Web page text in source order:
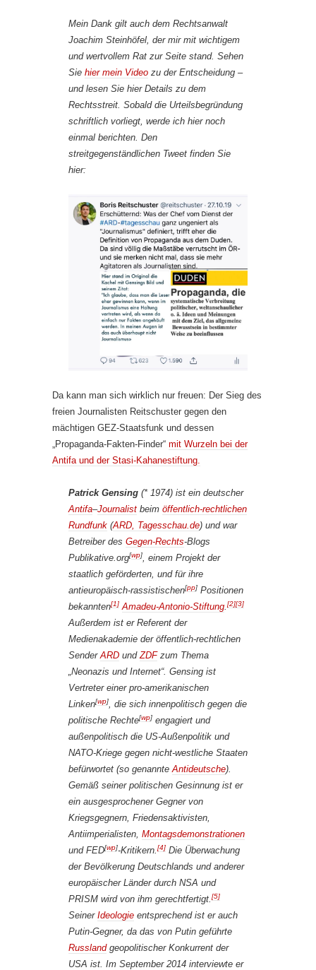
Mein Dank gilt auch dem Rechtsanwalt
Joachim Steinhöfel, der mir mit wichtigem
und wertvollem Rat zur Seite stand. Sehen
Sie hier mein Video zu der Entscheidung –
und lesen Sie hier Details zu dem
Rechtsstreit. Sobald die Urteilsbegründung
schriftlich vorliegt, werde ich hier noch
einmal berichten. Den
streitgegenständlichen Tweet finden Sie
hier:
Da kann man sich wirklich nur freuen: Der Sieg des
freien Journalisten Reitschuster gegen den
mächtigen GEZ-Staatsfunk und dessen
„Propaganda-Fakten-Finder“ mit Wurzeln bei der
Antifa und der Stasi-Kahanestiftung.
Patrick Gensing (* 1974) ist ein deutscher
Antifa–Journalist beim öffentlich-rechtlichen
Rundfunk (ARD, Tagesschau.de) und war
Betreiber des Gegen-Rechts-Blogs
Publikative.org[wp]
, einem Projekt der
staatlich geförderten, und für ihre
anti­europäisch-rassistischen[pp] Positionen
bekannten[1] Amadeu-Antonio-Stiftung [2][3]
Außerdem ist er Referent der
Medien­akademie der öffentlich-rechtlichen
Sender ARD und ZDFzum Thema
„Neonazis und Internet“. Gensing ist
Vertreter einer pro-amerikanischen
Linken[wp]
, die sich innen­politisch gegen die
politische Rechte[wp] engagiert und
außen­politisch die US-Außenpolitik und
NATO-Kriege gegen nicht-westliche Staaten
befürwortet (so genannte Antideutsche).
Gemäß seiner politischen Gesinnung ist er
ein ausgesprochener Gegner von
Kriegs­gegnern, Friedens­aktivisten,
Anti­imperialisten, Montags­demonstrationen
und FED[wp]-Kritikern. [4] Die Überwachung
der Bevölkerung Deutschlands und anderer
europäischer Länder durch NSA und
PRISM wird von ihm gerechtfertigt. [5]
Seiner Ideologie entsprechend ist er auch
Putin-Gegner, da das von Putin geführte
Russlandgeopolitischer Konkurrent der
USA ist. Im September 2014 interviewte er